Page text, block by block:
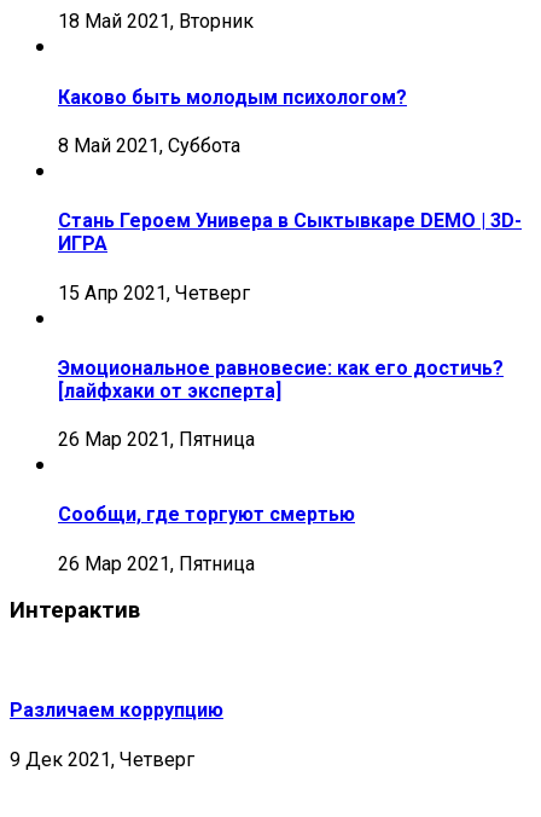
18 Май 2021, Вторник
Каково быть молодым психологом?
8 Май 2021, Суббота
Стань Героем Универа в Сыктывкаре DEMO | 3D-
ИГРА
15 Апр 2021, Четверг
Эмоциональное равновесие: как его достичь?
[лайфхаки от эксперта]
26 Мар 2021, Пятница
Сообщи, где торгуют смертью
26 Мар 2021, Пятница
Интерактив
Различаем коррупцию
9 Дек 2021, Четверг